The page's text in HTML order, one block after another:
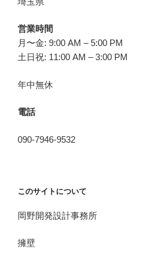
営業時間
月〜金: 9:00 AM – 5:00 PM
土日祝: 11:00 AM – 3:00 PM
年中無休
電話
090-7946-9532
このサイトについて
岡野開発設計事務所
擁壁